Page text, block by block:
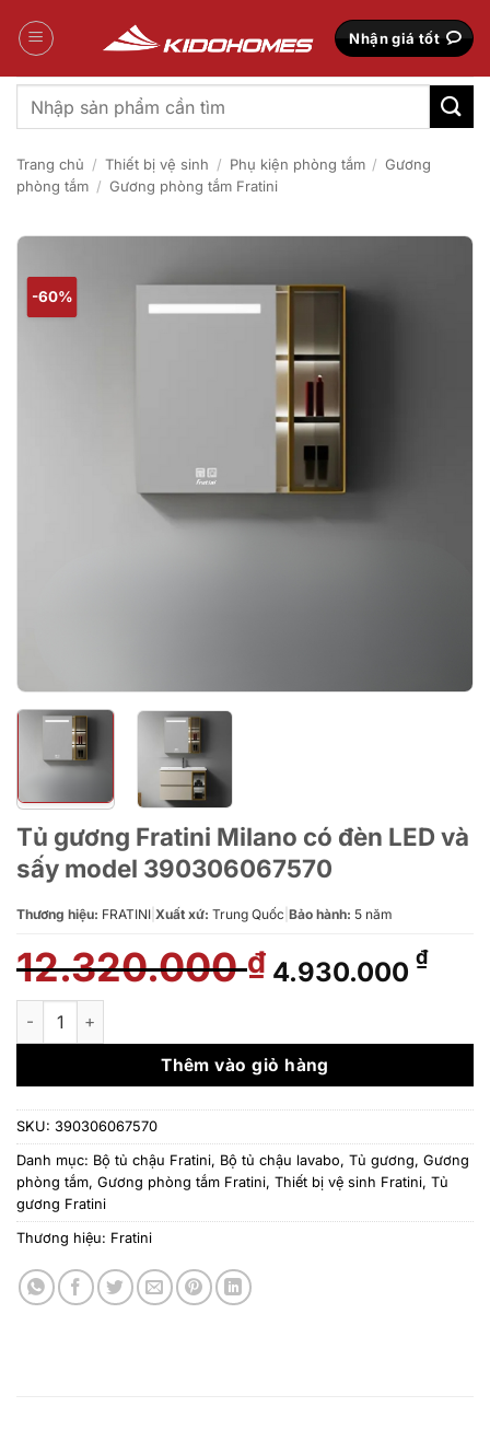
qua
Nhận giá tốt
Tìm
kiếm:
Trang chủ / Thiết bị vệ sinh / Phụ kiện phòng tắm / Gương
phòng tắm / Gương phòng tắm Fratini
-60%
Tủ gương Fratini Milano có đèn LED và
sấy model 390306067570
Thương hiệu: FRATINI Xuất xứ: Trung Quốc Bảo hành: 5 năm
12.320.000₫ Giá
gốc
12.320.000 ₫.
4.930.000 ₫Giá
là:
Tủ gương Fratini Milano có đèn LED và sấy model
Thêm vào giỏ hàng
SKU: 390306067570
Danh mục: Bộ tủ chậu Fratini, Bộ tủ chậu lavabo, Tủ gương, Gương
phòng tắm, Gương phòng tắm Fratini, Thiết bị vệ sinh Fratini, Tủ
gương Fratini
Thương hiệu: Fratini